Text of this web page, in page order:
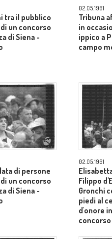
tra il pubblico
un concorso
di Siena -
02.05.1961
Tribuna
in
ippico a
campo
di persone
un concorso
di Siena -
02.05.1961
Filippo
Gronchi
piedi al
d'onore